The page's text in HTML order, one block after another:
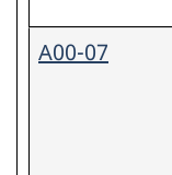
A00-07